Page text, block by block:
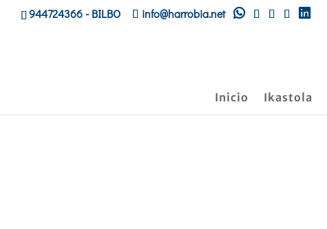
944724366- BILBO info@harrobia.net
Inicio Ikastola